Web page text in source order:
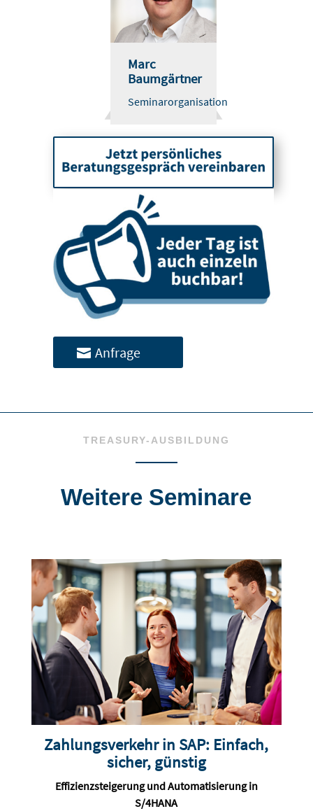
Marc
Baumgärtner
Seminarorganisation
Anfrage
TREASURY-AUSBILDUNG
Weitere Seminare
Zahlungsverkehr in SAP: Einfach,
sicher, günstig
Effizienzsteigerung und Automatisierung in
S/4HANA